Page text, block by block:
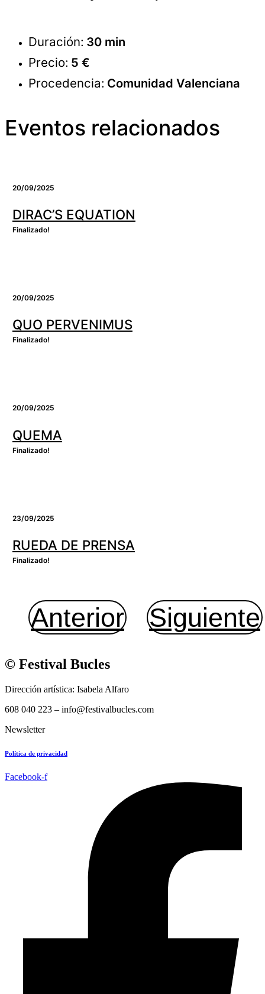
Duración: 30 min
Precio: 5 €
Procedencia: Comunidad Valenciana
Eventos relacionados
20/09/2025
DIRAC’S EQUATION
Finalizado!
20/09/2025
QUO PERVENIMUS
Finalizado!
20/09/2025
QUEMA
Finalizado!
23/09/2025
RUEDA DE PRENSA
Finalizado!
Anterior Siguiente
© Festival Bucles
Dirección artística: Isabela Alfaro
608 040 223 – info@festivalbucles.com
Newsletter
Política de privacidad
Facebook-f